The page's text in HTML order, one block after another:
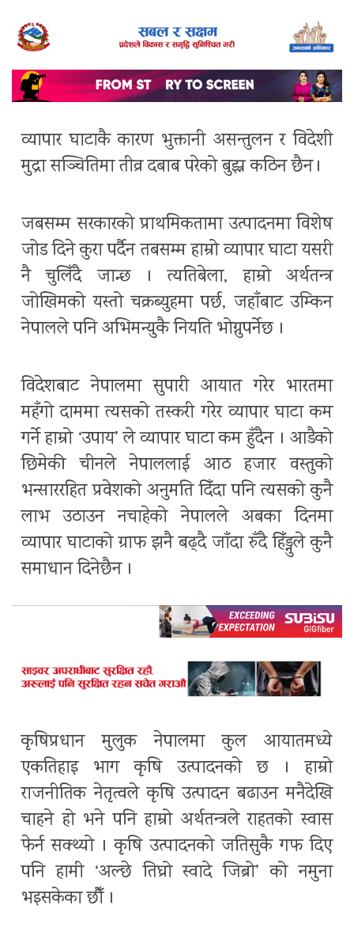
व्यापार घाटाकै कारण भुक्तानी असन्तुलन र विदेशी
मुद्रा सञ्चितिमा तीव्र दबाब परेको बुझ्न कठिन छैन ।
जबसम्म सरकारको प्राथमिकतामा उत्पादनमा विशेष
जोड दिने कुरा पर्दैन तबसम्म हाम्रो व्यापार घाटा यसरी
नै चुलिँदै जान्छ । त्यतिबेला, हाम्रो अर्थतन्त्र
जोखिमको यस्तो चक्रब्युहमा पर्छ, जहाँबाट उम्किन
नेपालले पनि अभिमन्युकै नियति भोग्नुपर्नेछ ।
विदेशबाट नेपालमा सुपारी आयात गरेर भारतमा
महँगो दाममा त्यसको तस्करी गरेर व्यापार घाटा कम
गर्ने हाम्रो ‘उपाय’ ले व्यापार घाटा कम हुँदैन । आडैको
छिमेकी चीनले नेपाललाई आठ हजार वस्तुको
भन्साररहित प्रवेशको अनुमति दिँदा पनि त्यसको कुनै
लाभ उठाउन नचाहेको नेपालले अबका दिनमा
व्यापार घाटाको ग्राफ झनै बढ्दै जाँदा रुँदै हिँड्नुले कुनै
समाधान दिनेछैन ।
कृषिप्रधान मुलुक नेपालमा कुल आयातमध्ये
एकतिहाइ भाग कृषि उत्पादनको छ । हाम्रो
राजनीतिक नेतृत्वले कृषि उत्पादन बढाउन मनैदेखि
चाहने हो भने पनि हाम्रो अर्थतन्त्रले राहतको स्वास
फेर्न सक्थ्यो । कृषि उत्पादनको जतिसुकै गफ दिए
पनि हामी ‘अल्छे तिघ्रो स्वादे जिब्रो’ को नमुना
भइसकेका छौँ ।